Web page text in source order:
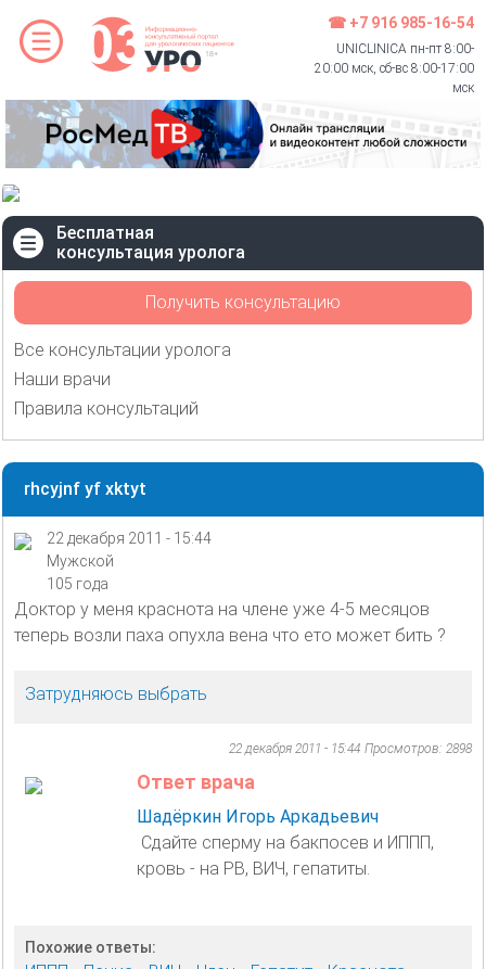
☎ +7 916 985-16-54
UNICLINICA пн-пт 8:00-
20:00 мск, сб-вс 8:00-17:00
мск
Бесплатная
консультация уролога
Получить консультацию
Все консультации уролога
Наши врачи
Правила консультаций
rhcyjnf yf xktyt
22 декабря 2011 - 15:44
Мужской
105 года
Доктор у меня краснота на члене уже 4-5 месяцов
теперь возли паха опухла вена что ето может бить ?
Затрудняюсь выбрать
22 декабря 2011 - 15:44 Просмотров: 2898
Ответ врача
Шадёркин Игорь Аркадьевич
Сдайте сперму на бакпосев и ИППП,
кровь - на РВ, ВИЧ, гепатиты.
Похожие ответы: